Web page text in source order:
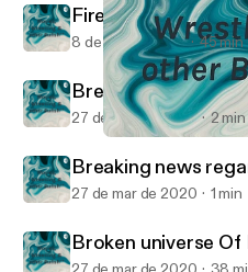
Movies, Wrestling &
Firefun maina &
8 de abr de 2020 45 min
Breaking news on
27 de mar de 2020 2 min
Breaking news
27 de mar de 2020 1 min
Broken universe Of